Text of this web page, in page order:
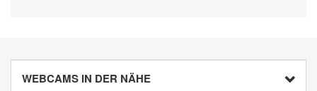
WEBCAMS IN DER NÄHE